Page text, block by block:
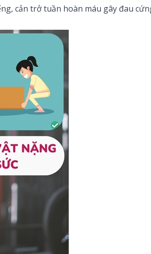
cản trở tuần hoàn máu gây đau